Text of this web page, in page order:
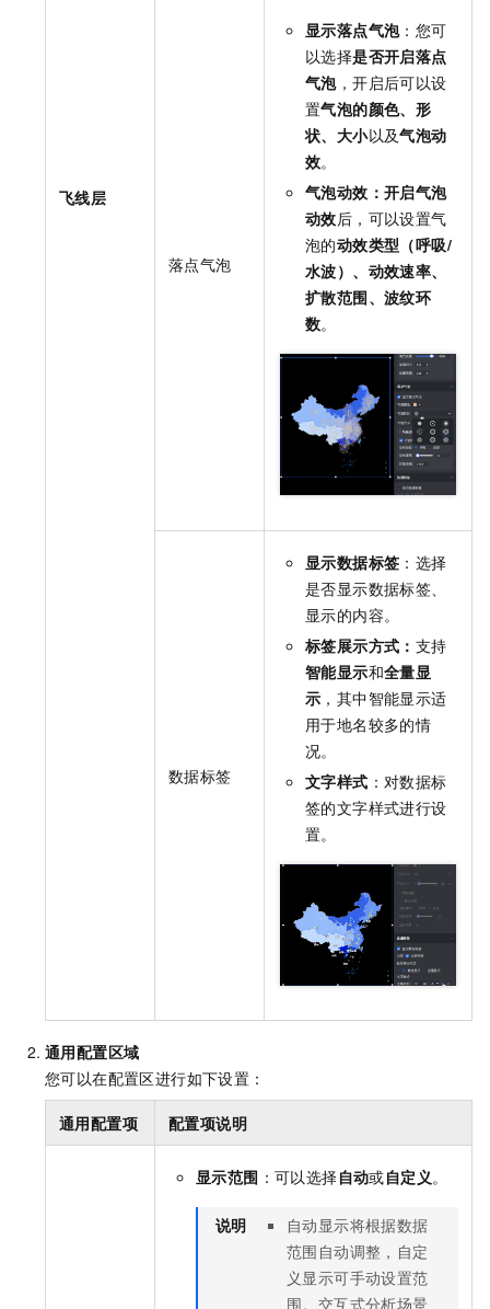
飞线层
落点气泡
显示落点气泡：您可
以选择是否开启落点
气泡，开启后可以设
置气泡的颜色、形
状、大小以及气泡动
效。
气泡动效：开启气泡
动效后，可以设置气
泡的动效类型（呼吸/
水波）、动效速率、
扩散范围、波纹环
数。
数据标签
显示数据标签 ：选择
是否显示数据标签、
显示的内容。
标签展示方式： 支持
智能显示和全量显
示 ，其中智能显示适
用于地名较多的情
况。
文字样式 ：对数据标
签的文字样式进行设
置。
通用配置区域
您可以在配置区进行如下设置：
通用配置项 配置项说明
显示范围 ：可以选择自动或自定义。
说明
自动显示将根据数据
范围自动调整，自定
义显示可手动设置范
围。交互式分析场景